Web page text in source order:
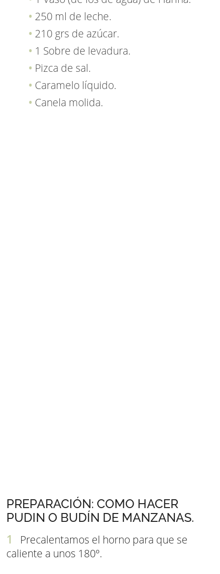
250 ml de leche.
210 grs de azúcar.
1 Sobre de levadura.
Pizca de sal.
Caramelo líquido.
Canela molida.
PREPARACIÓN: COMO HACER
PUDIN O BUDÍN DE MANZANAS.
Precalentamos el horno para que se
caliente a unos 180º.